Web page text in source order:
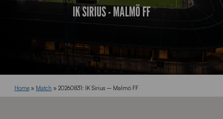
IK SIRIUS - MALMÖ FF
Home» Match » 20260831: IK Sirius – Malmö FF